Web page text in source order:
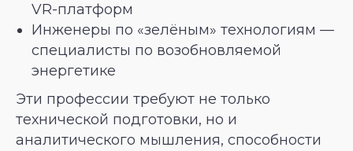
VR-платформ
Инженеры по «зелёным» технологиям —
специалисты по возобновляемой
энергетике
Эти профессии требуют не только
технической подготовки, но и
аналитического мышления, способности